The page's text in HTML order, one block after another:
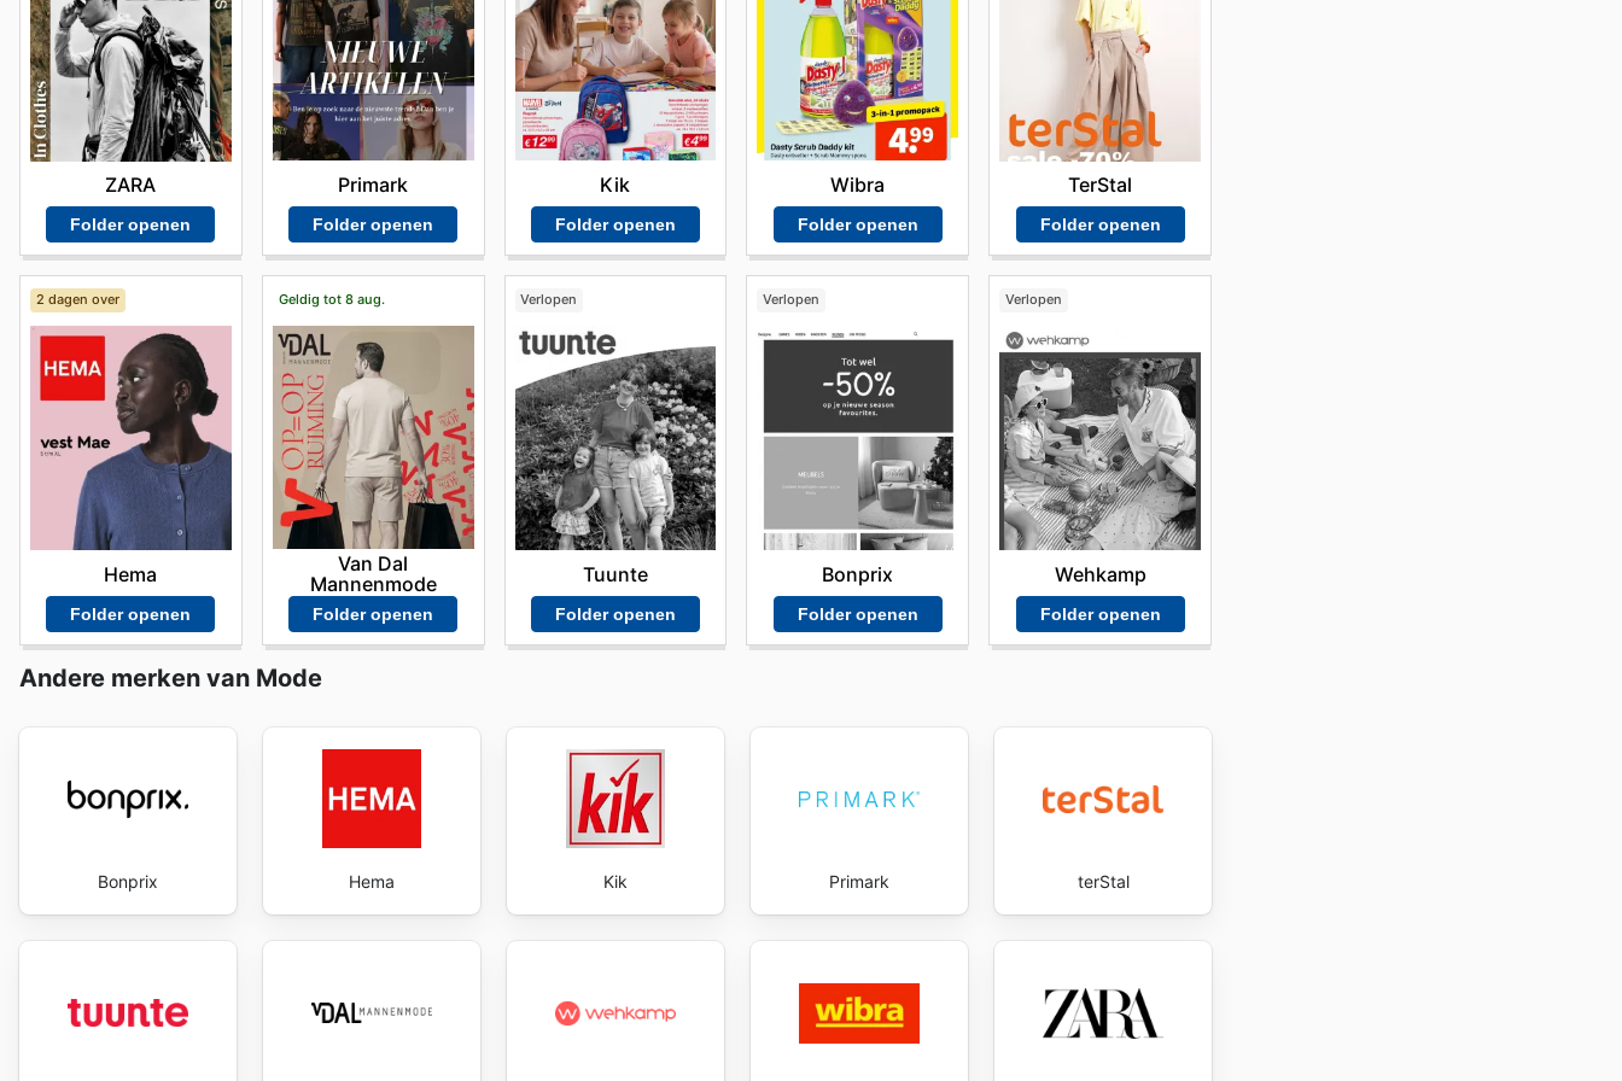
De voordelen van winkelen bij Zeeman zijn duidelijk: concurrerende prijzen, gegarandeerd authentieke producten en
frequente kortingsacties op de meest geliefde merken. Dit alles draagt bij aan een optimale winkelervaring. Zij nodigen
iedereen uit om de nieuwste aanbiedingen online te verkennen en op de hoogte te blijven van nieuwe collecties en
tijdelijke kortingen.
Vind je favoriete merken bij Zeeman – ontdek vandaag nog hun online aanbiedingen.
ZARA
Folder openen
Primark
Folder openen
Kik
Folder openen
Wibra
Folder openen
TerStal
Folder openen
2 dagen over
Hema
Folder openen
Geldig tot 8 aug.
Van Dal
Mannenmode
Folder openen
Verlopen
Tuunte
Folder openen
Verlopen
Bonprix
Folder openen
Verlopen
Wehkamp
Folder openen
Andere merken van Mode
Bonprix Hema Kik Primark terStal